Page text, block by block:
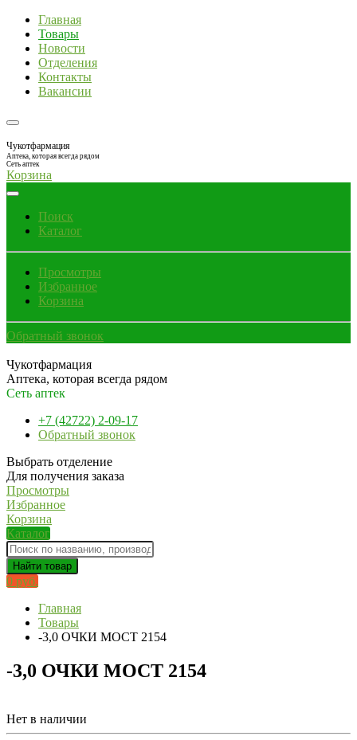
Главная
Товары
Новости
Отделения
Контакты
Вакансии
Чукотфармация
Аптека, которая всегда рядом
Сеть аптек
Корзина
Поиск
Каталог
Просмотры
Избранное
Корзина
Обратный звонок
Чукотфармация
Аптека, которая всегда рядом
Сеть аптек
+7 (42722) 2-09-17
Обратный звонок
Выбрать отделение
Для получения заказа
Просмотры
Избранное
Корзина
Каталог
Найти товар
0 руб.
Главная
Товары
-3,0 ОЧКИ MOCT 2154
-3,0 ОЧКИ MOCT 2154
Нет в наличии